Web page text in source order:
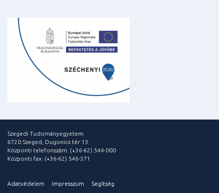
Szegedi Tudományegyetem
6720 Szeged, Dugonics tér 13.
Központi telefonszám: (+36-62) 544-000
Központi fax: (+36-62) 546-371
Adatvédelem Impresszum Segítség